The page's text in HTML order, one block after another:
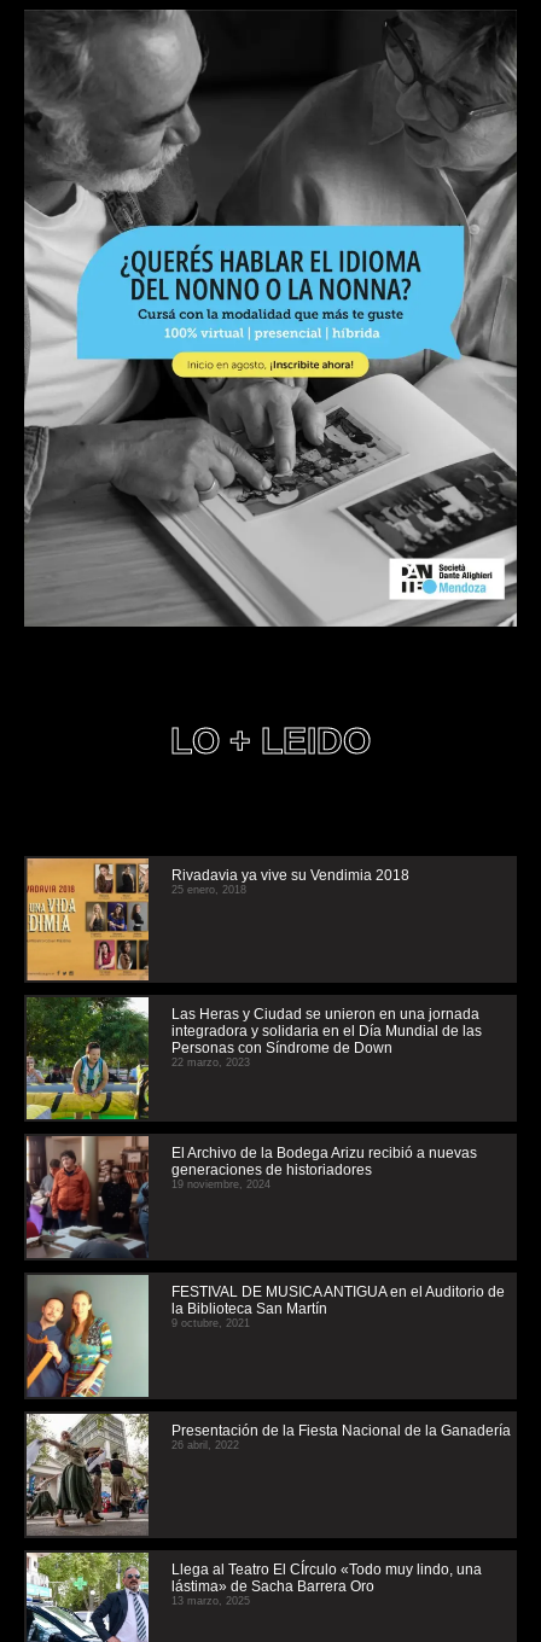
LO + LEIDO
Rivadavia ya vive su Vendimia 2018
25 enero, 2018
Las Heras y Ciudad se unieron en una jornada
integradora y solidaria en el Día Mundial de las
Personas con Síndrome de Down
22 marzo, 2023
El Archivo de la Bodega Arizu recibió a nuevas
generaciones de historiadores
19 noviembre, 2024
FESTIVAL DE MUSICA ANTIGUA en el Auditorio de
la Biblioteca San Martín
9 octubre, 2021
Presentación de la Fiesta Nacional de la Ganadería
26 abril, 2022
Llega al Teatro El CÍrculo «Todo muy lindo, una
lástima» de Sacha Barrera Oro
13 marzo, 2025